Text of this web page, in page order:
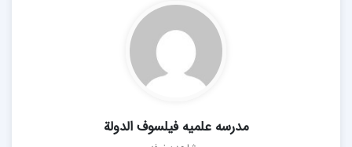
مدرسه علمیه فیلسوف الدولة